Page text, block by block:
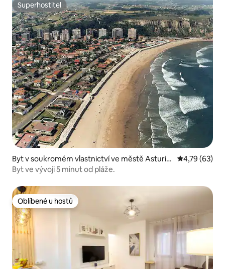
Superhostitel
Superhostitel
Byt v soukromém vlastnictví ve městě Asturia
s
Průměrné
4,79 (63)
Byt ve vývoji 5 minut od pláže.
Oblíbené u hostů
Oblíbené u hostů